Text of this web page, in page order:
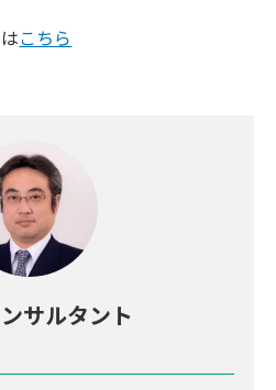
こちら
サルタント